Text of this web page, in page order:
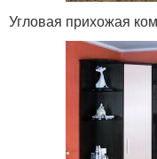
Угловая прихожая